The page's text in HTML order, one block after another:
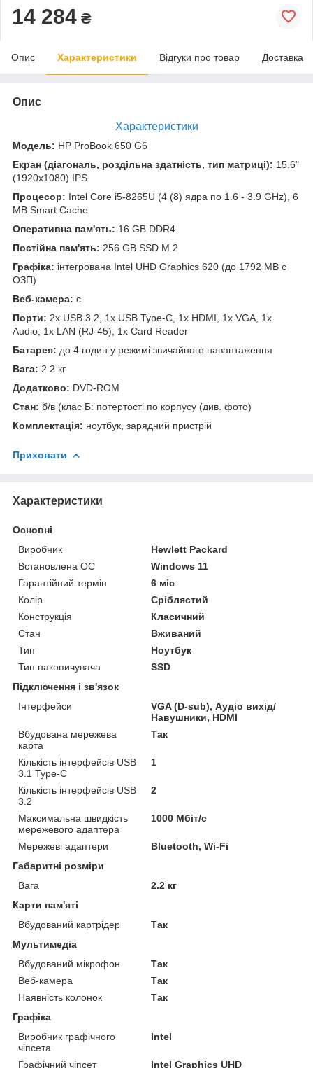
14 284 ₴
Опис Характеристики Відгуки про товар Доставка
Опис
Характеристики
Модель: HP ProBook 650 G6
Екран (діагональ, роздільна здатність, тип матриці): 15.6"
(1920x1080) IPS
Процесор: Intel Core i5-8265U (4 (8) ядра по 1.6 - 3.9 GHz), 6
MB Smart Cache
Оперативна пам'ять: 16 GB DDR4
Постійна пам'ять: 256 GB SSD M.2
Графіка: інтегрована Intel UHD Graphics 620 (до 1792 MB с
ОЗП)
Веб-камера: є
Порти: 2x USB 3.2, 1x USB Type-C, 1x HDMI, 1x VGA, 1x
Audio, 1x LAN (RJ-45), 1x Card Reader
Батарея: до 4 годин у режимі звичайного навантаження
Вага: 2.2 кг
Додатково: DVD-ROM
Стан: б/в (клас Б: потертості по корпусу (див. фото)
Комплектація: ноутбук, зарядний пристрій
Приховати
Характеристики
Основні
Виробник
Hewlett Packard
Встановлена ОС
Windows 11
Гарантійний термін
6 міс
Колір
Сріблястий
Конструкція
Класичний
Стан
Вживаний
Тип
Ноутбук
Тип накопичувача
SSD
Підключення і зв'язок
Інтерфейси
VGA (D-sub), Аудіо вихід/
Навушники, HDMI
Вбудована мережева
карта
Так
Кількість інтерфейсів USB
3.1 Type-C
1
Кількість інтерфейсів USB
3.2
2
Максимальна швидкість
мережевого адаптера
1000 Мбіт/с
Мережеві адаптери
Bluetooth, Wi-Fi
Габаритні розміри
Вага
2.2 кг
Карти пам'яті
Вбудований картрідер
Так
Мультимедіа
Вбудований мікрофон
Так
Веб-камера
Так
Наявність колонок
Так
Графіка
Виробник графічного
чіпсета
Intel
Графічний чіпсет Intel Graphics UHD